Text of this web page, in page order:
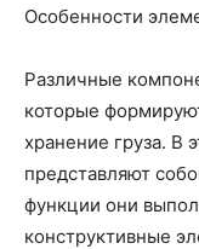
Особенности
Различные
которые
хранение груза. В
представляют
функции они
конструктивные